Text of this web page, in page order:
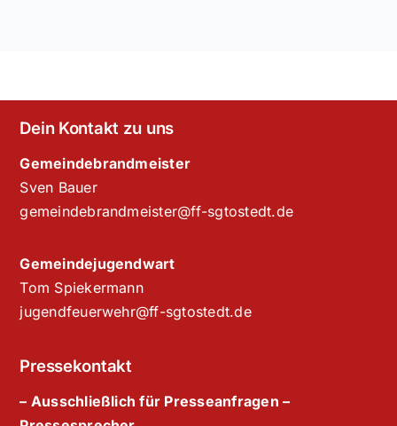
Dein Kontakt zu uns
Gemeindebrandmeister
Sven Bauer
gemeindebrandmeister@ff-sgtostedt.de
Gemeindejugendwart
Tom Spiekermann
jugendfeuerwehr@ff-sgtostedt.de
Pressekontakt
– Ausschließlich für Presseanfragen –